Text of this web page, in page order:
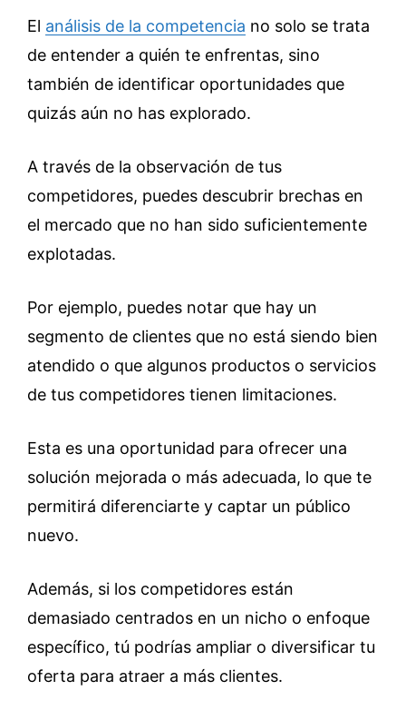
El análisis de la competencia no solo se trata
de entender a quién te enfrentas, sino
también de identificar oportunidades que
quizás aún no has explorado.
A través de la observación de tus
competidores, puedes descubrir brechas en
el mercado que no han sido suficientemente
explotadas.
Por ejemplo, puedes notar que hay un
segmento de clientes que no está siendo bien
atendido o que algunos productos o servicios
de tus competidores tienen limitaciones.
Esta es una oportunidad para ofrecer una
solución mejorada o más adecuada, lo que te
permitirá diferenciarte y captar un público
nuevo.
Además, si los competidores están
demasiado centrados en un nicho o enfoque
específico, tú podrías ampliar o diversificar tu
oferta para atraer a más clientes.